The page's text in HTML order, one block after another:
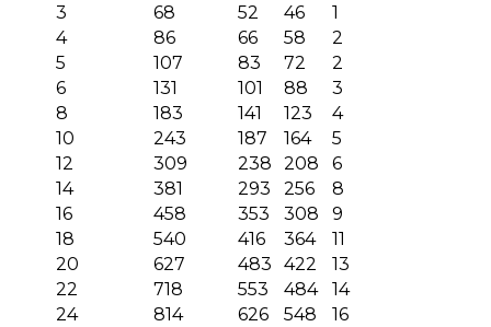
3
68 52 46
1
4
86 66 58
2
5
107 83 72
2
6
131 101 88
3
8
183 141 123
4
10
243 187 164
5
12
309 238 208
6
14
381 293 256
8
16
458 353 308
9
18
540 416 364
11
20
627 483 422
13
22
718 553 484
14
24
814 626 548
16